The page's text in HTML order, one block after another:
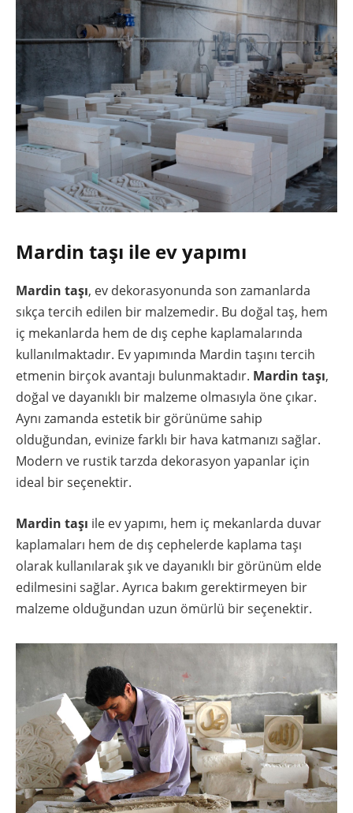
Mardin taşı ile ev yapımı
Mardin taşı, ev dekorasyonunda son zamanlarda
sıkça tercih edilen bir malzemedir. Bu doğal taş, hem
iç mekanlarda hem de dış cephe kaplamalarında
kullanılmaktadır. Ev yapımında Mardin taşını tercih
etmenin birçok avantajı bulunmaktadır. Mardin taşı,
doğal ve dayanıklı bir malzeme olmasıyla öne çıkar.
Aynı zamanda estetik bir görünüme sahip
olduğundan, evinize farklı bir hava katmanızı sağlar.
Modern ve rustik tarzda dekorasyon yapanlar için
ideal bir seçenektir.
Mardin taşı ile ev yapımı, hem iç mekanlarda duvar
kaplamaları hem de dış cephelerde kaplama taşı
olarak kullanılarak şık ve dayanıklı bir görünüm elde
edilmesini sağlar. Ayrıca bakım gerektirmeyen bir
malzeme olduğundan uzun ömürlü bir seçenektir.